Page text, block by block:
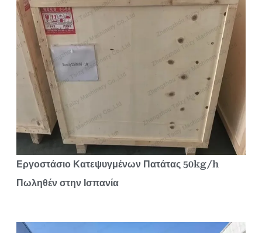
Εργοστάσιο Κατεψυγμένων Πατάτας 50kg/h
Πωληθέν στην Ισπανία